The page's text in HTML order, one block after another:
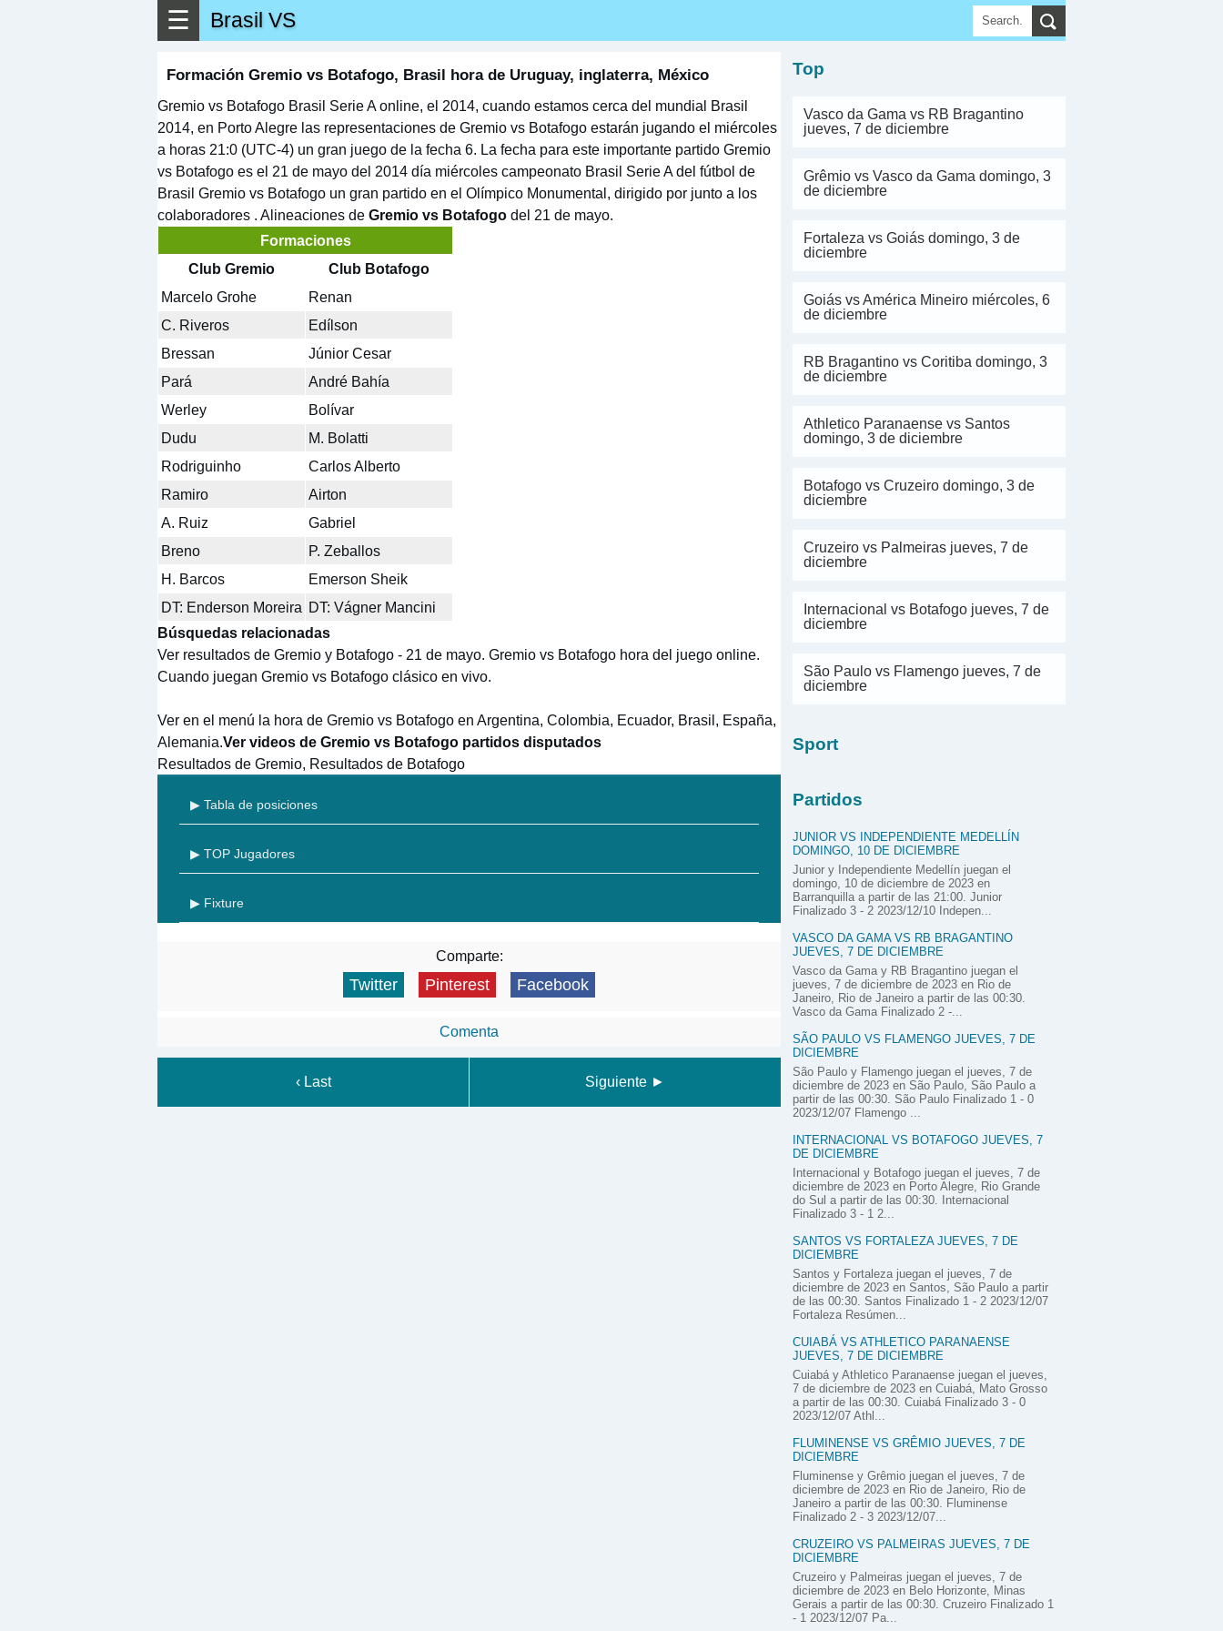
☰ Brasil VS
Formación Gremio vs Botafogo, Brasil hora de Uruguay, inglaterra, México
Gremio vs Botafogo Brasil Serie A online, el 2014, cuando estamos cerca del mundial Brasil
2014, en Porto Alegre las representaciones de Gremio vs Botafogo estarán jugando el miércoles
a horas 21:0 (UTC-4) un gran juego de la fecha 6. La fecha para este importante partido Gremio
vs Botafogo es el 21 de mayo del 2014 día miércoles campeonato Brasil Serie A del fútbol de
Brasil Gremio vs Botafogo un gran partido en el Olímpico Monumental, dirigido por junto a los
colaboradores . Alineaciones de Gremio vs Botafogo del 21 de mayo.
Formaciones
Club Gremio
Club Botafogo
Marcelo Grohe
Renan
C. Riveros
Edílson
Bressan
Júnior Cesar
Pará
André Bahía
Werley
Bolívar
Dudu
M. Bolatti
Rodriguinho
Carlos Alberto
Ramiro
Airton
A. Ruiz
Gabriel
Breno
P. Zeballos
H. Barcos
Emerson Sheik
DT: Enderson Moreira DT: Vágner Mancini
Búsquedas relacionadas
Ver resultados de Gremio y Botafogo - 21 de mayo. Gremio vs Botafogo hora del juego online.
Cuando juegan Gremio vs Botafogo clásico en vivo.
Ver en el menú la hora de Gremio vs Botafogo en Argentina, Colombia, Ecuador, Brasil, España,
Alemania.Ver videos de Gremio vs Botafogo partidos disputados
Resultados de Gremio, Resultados de Botafogo
▶ Tabla de posiciones
▶ TOP Jugadores
▶ Fixture
Comparte:
Twitter Pinterest Facebook
Comenta
‹ Last Siguiente ►
Top
Vasco da Gama vs RB Bragantino
jueves, 7 de diciembre
Grêmio vs Vasco da Gama domingo, 3
de diciembre
Fortaleza vs Goiás domingo, 3 de
diciembre
Goiás vs América Mineiro miércoles, 6
de diciembre
RB Bragantino vs Coritiba domingo, 3
de diciembre
Athletico Paranaense vs Santos
domingo, 3 de diciembre
Botafogo vs Cruzeiro domingo, 3 de
diciembre
Cruzeiro vs Palmeiras jueves, 7 de
diciembre
Internacional vs Botafogo jueves, 7 de
diciembre
São Paulo vs Flamengo jueves, 7 de
diciembre
Sport
Partidos
JUNIOR VS INDEPENDIENTE MEDELLÍN
DOMINGO, 10 DE DICIEMBRE
Junior y Independiente Medellín juegan el
domingo, 10 de diciembre de 2023 en
Barranquilla a partir de las 21:00. Junior
Finalizado 3 - 2 2023/12/10 Indepen...
VASCO DA GAMA VS RB BRAGANTINO
JUEVES, 7 DE DICIEMBRE
Vasco da Gama y RB Bragantino juegan el
jueves, 7 de diciembre de 2023 en Rio de
Janeiro, Rio de Janeiro a partir de las 00:30.
Vasco da Gama Finalizado 2 -...
SÃO PAULO VS FLAMENGO JUEVES, 7 DE
DICIEMBRE
São Paulo y Flamengo juegan el jueves, 7 de
diciembre de 2023 en São Paulo, São Paulo a
partir de las 00:30. São Paulo Finalizado 1 - 0
2023/12/07 Flamengo ...
INTERNACIONAL VS BOTAFOGO JUEVES, 7
DE DICIEMBRE
Internacional y Botafogo juegan el jueves, 7 de
diciembre de 2023 en Porto Alegre, Rio Grande
do Sul a partir de las 00:30. Internacional
Finalizado 3 - 1 2...
SANTOS VS FORTALEZA JUEVES, 7 DE
DICIEMBRE
Santos y Fortaleza juegan el jueves, 7 de
diciembre de 2023 en Santos, São Paulo a partir
de las 00:30. Santos Finalizado 1 - 2 2023/12/07
Fortaleza Resúmen...
CUIABÁ VS ATHLETICO PARANAENSE
JUEVES, 7 DE DICIEMBRE
Cuiabá y Athletico Paranaense juegan el jueves,
7 de diciembre de 2023 en Cuiabá, Mato Grosso
a partir de las 00:30. Cuiabá Finalizado 3 - 0
2023/12/07 Athl...
FLUMINENSE VS GRÊMIO JUEVES, 7 DE
DICIEMBRE
Fluminense y Grêmio juegan el jueves, 7 de
diciembre de 2023 en Rio de Janeiro, Rio de
Janeiro a partir de las 00:30. Fluminense
Finalizado 2 - 3 2023/12/07...
CRUZEIRO VS PALMEIRAS JUEVES, 7 DE
DICIEMBRE
Cruzeiro y Palmeiras juegan el jueves, 7 de
diciembre de 2023 en Belo Horizonte, Minas
Gerais a partir de las 00:30. Cruzeiro Finalizado 1
- 1 2023/12/07 Pa...
▶ Ver más ▼